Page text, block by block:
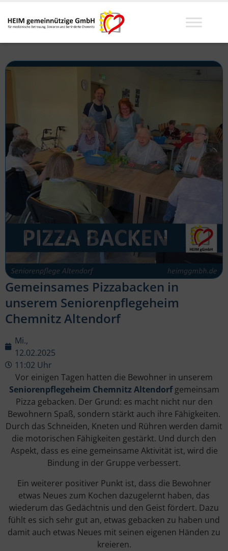
Gemeinsames Pizzabacken in
unserem Seniorenpflegeheim
Chemnitz Altendorf
Mi.,
12.02.2025
11:02 Uhr
Vor einigen Tagen hatten die Bewohner in unserem
Seniorenpflegeheim Chemnitz Altendorfgemeinsam
Pizza gebacken. Der Grund: es macht nicht nur den
Bewohnern Spaß, sondern stärkt auch ihre Fähigkeiten.
Durch das Schneiden, Kneten und Rühren werden damit
die motorischen Fähigkeiten gestärkt. Und durch den
Aspekt, dass es eine gemeinsame Aktivität ist, wird die
Bindung in der Gruppe verbessert.
Ein weiterer positiver Punkt ist, dass die Bewohner
etwas Neues zum Kochen dazugelernt haben, das
wiederum das Gedächtnis und den Geist fördert. Dazu
fühlt es sich sehr gut an, etwas gebacken zu haben und
damit auch etwas Neues mit seinen eigenen Händen zu
kreieren.